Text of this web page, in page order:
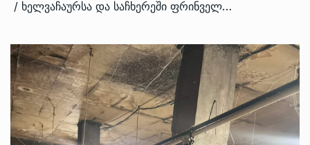
/ ხელვაჩაურსა და საჩხერეში ფრინველის არალეგალურ სასაკლაოებს საწარმოო პროცესი შეუჩერდათ – სეს